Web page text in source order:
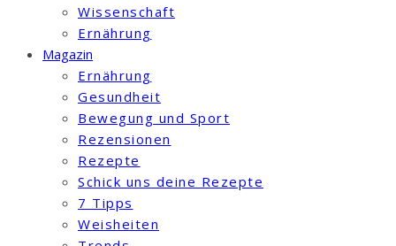
Wissenschaft
Ernährung
Magazin
Ernährung
Gesundheit
Bewegung und Sport
Rezensionen
Rezepte
Schick uns deine Rezepte
7 Tipps
Weisheiten